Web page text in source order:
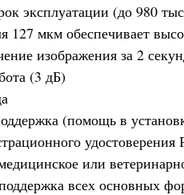
эксплуатации (до 980
127 мкм обеспечивает
изображения за 2
(3 дБ)
(помощь в
удостоверения
или
всех основных